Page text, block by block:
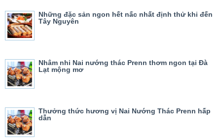
Những đặc sản ngon hết nấc nhất định thử khi đến
Tây Nguyên
Nhâm nhi Nai nướng thác Prenn thơm ngon tại Đà
Lạt mộng mơ
Thưởng thức hương vị Nai Nướng Thác Prenn hấp
dẫn